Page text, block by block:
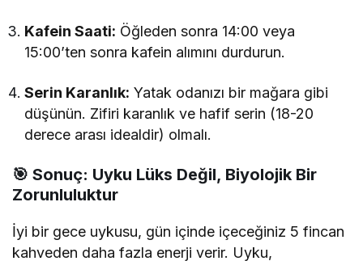
Kafein Saati: Öğleden sonra 14:00 veya
15:00’ten sonra kafein alımını durdurun.
Serin Karanlık: Yatak odanızı bir mağara gibi
düşünün. Zifiri karanlık ve hafif serin (18-20
derece arası idealdir) olmalı.
🎯 Sonuç: Uyku Lüks Değil, Biyolojik Bir
Zorunluluktur
İyi bir gece uykusu, gün içinde içeceğiniz 5 fincan
kahveden daha fazla enerji verir. Uyku,